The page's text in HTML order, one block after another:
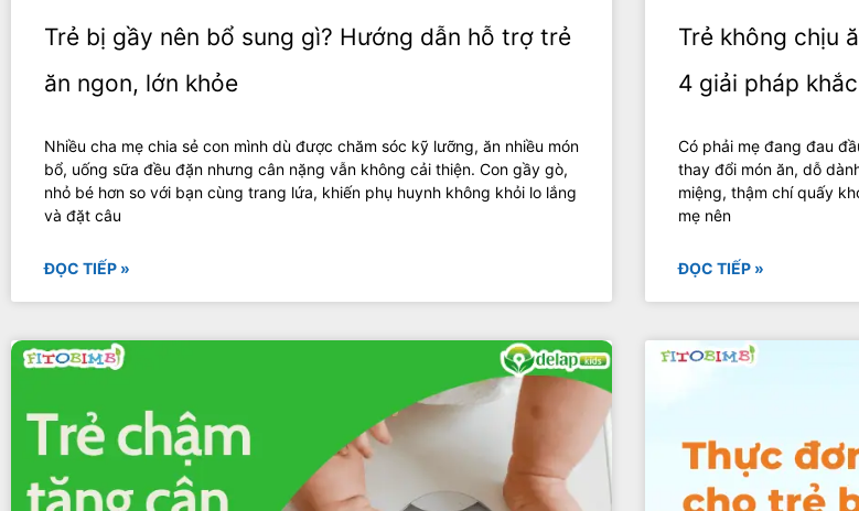
Trẻ bị gầy nên bổ sung gì? Hướng dẫn hỗ trợ trẻ
ăn ngon, lớn khỏe
Nhiều cha mẹ chia sẻ con mình dù được chăm sóc kỹ lưỡng, ăn nhiều món
bổ, uống sữa đều đặn nhưng cân nặng vẫn không cải thiện. Con gầy gò,
nhỏ bé hơn so với bạn cùng trang lứa, khiến phụ huynh không khỏi lo lắng
và đặt câu
ĐỌC TIẾP »
Trẻ không chịu
4 giải pháp
Có phải mẹ đang đau
thay đổi món ăn, dỗ
miệng, thậm chí quấy
mẹ nên
ĐỌC TIẾP »